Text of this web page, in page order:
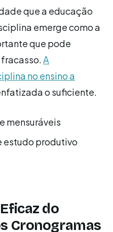
que a educação
emerge como a
que pode
A
no ensino a
o suficiente.
mensuráveis
estudo produtivo
do
Cronogramas